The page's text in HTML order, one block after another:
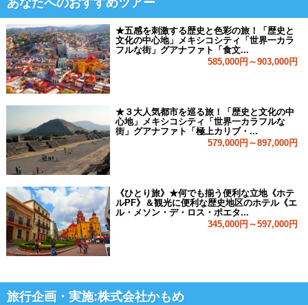
あなたへのおすすめツアー
★五感を刺激する歴史と色彩の旅！「歴史と
文化の中心地」メキシコシティ「世界一カラ
フルな街」グアナファト「食文...
585,000円～903,000円
★３大人気都市を巡る旅！「歴史と文化の中
心地」メキシコシティ「世界一カラフルな
街」グアナファト「極上カリブ・...
579,000円～897,000円
《ひとり旅》★何でも揃う便利な立地《ホテ
ルPF》＆観光に便利な歴史地区のホテル《エ
ル・メソン・デ・ロス・ポエタ...
345,000円～597,000円
旅行企画・実施:株式会社かもめ